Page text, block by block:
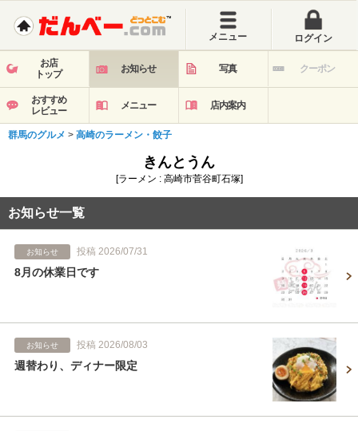
メニュー ログイン
お店
トップ
お知らせ 写真 クーポン
おすすめ
レビュー
メニュー 店内案内
群馬のグルメ > 高崎のラーメン・餃子
きんとうん
[ラーメン : 高崎市菅谷町石塚]
お知らせ一覧
お知らせ 投稿 2026/07/31
8月の休業日です
お知らせ 投稿 2026/08/03
週替わり、ディナー限定